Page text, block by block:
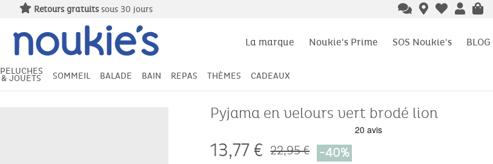
Retours gratuitssous 30 jours
La marque Noukie's Prime SOS Noukie's BLOG
PELUCHES
& JOUETS SOMMEIL BALADE BAIN REPAS THÈMES CADEAUX
Pyjama en velours vert brodé lion
13,77 € 22,95 € -40%